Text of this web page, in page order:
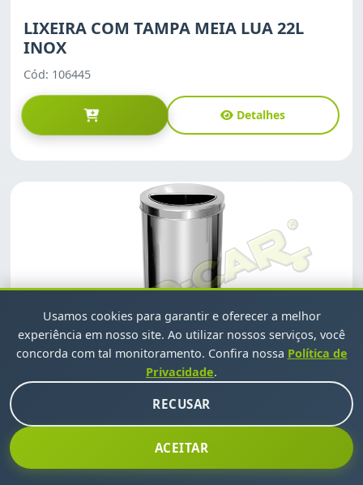
LIXEIRA COM TAMPA MEIA LUA 22L
INOX
Cód: 106445
Detalhes
LIXEIRA COM TAMPA MEIA LUA 30L
INOX
Usamos cookies para garantir e oferecer a melhor
experiência em nosso site. Ao utilizar nossos serviços, você
concorda com tal monitoramento. Confira nossa Política de
Privacidade.
RECUSAR
ACEITAR